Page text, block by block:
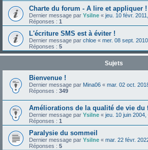
Charte du forum - A lire et appliquer !
Dernier message par Ysilne « jeu. 10 févr.
Réponses : 1
L'écriture SMS est à éviter !
Dernier message par chloe « mer. 08 sept.
Réponses : 5
Sujets
Bienvenue !
Dernier message par Mina06 « mar. 02 oct.
Réponses : 349
Améliorations de la qualité de vie du
Dernier message par Ysilne « jeu. 10 juin 2004,
Réponses : 1
Paralysie du sommeil
Dernier message par Ysilne « mar. 22 févr.
Réponses : 5